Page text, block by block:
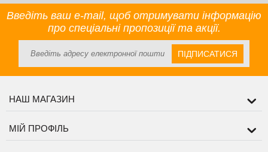
Введіть ваш e-mail, щоб отримувати інформацію
про спеціальні пропозиції та акції.
ПІДПИСАТИСЯ
НАШ МАГАЗИН
МІЙ ПРОФІЛЬ